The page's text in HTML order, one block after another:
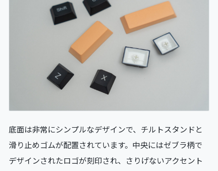
底面は非常にシンプルなデザインで、チルトスタンドと
滑り止めゴムが配置されています。中央にはゼブラ柄で
デザインされたロゴが刻印され、さりげないアクセント